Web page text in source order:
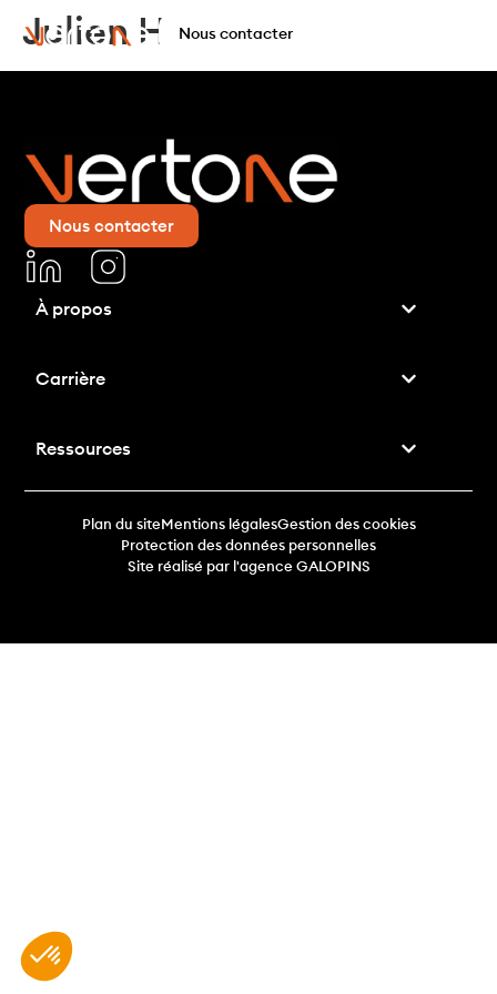
Nous contacter
Julien H
Nous contacter
À propos
Carrière
Ressources
Plan du siteMentions légalesGestion des cookies
Protection des données personnelles
Site réalisé par l'agence GALOPINS